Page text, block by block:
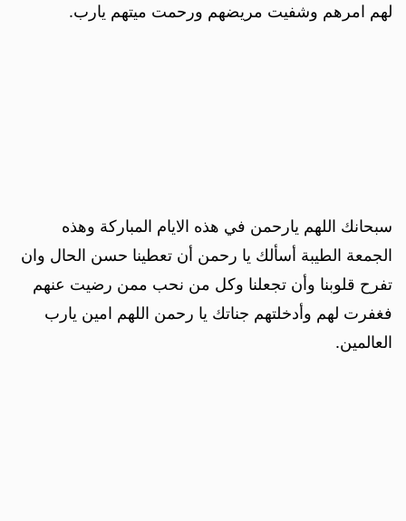
لهم امرهم وشفيت مريضهم ورحمت ميتهم يارب.
سبحانك اللهم يارحمن في هذه الايام المباركة وهذه
الجمعة الطيبة أسألك يا رحمن أن تعطينا حسن الحال وان
تفرح قلوبنا وأن تجعلنا وكل من نحب ممن رضيت عنهم
فغفرت لهم وأدخلتهم جناتك يا رحمن اللهم امين يارب
العالمين.